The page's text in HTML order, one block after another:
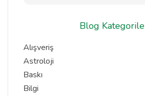
Blog
Alışveriş
Astroloji
Baskı
Bilgi